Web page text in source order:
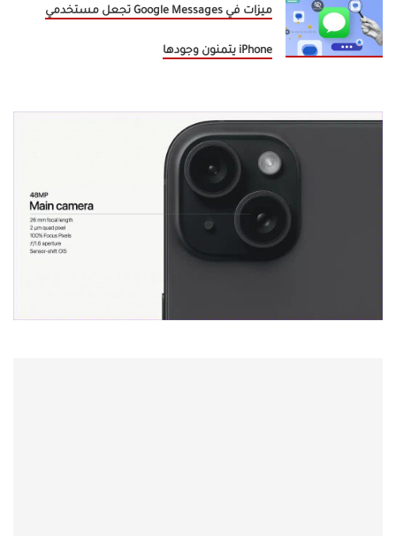
ميزات في Google Messages تجعل مستخدمي
iPhone يتمنون وجودها